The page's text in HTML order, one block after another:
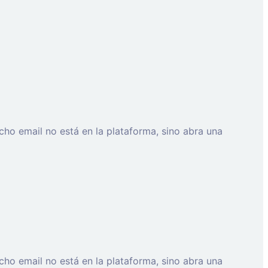
email no está en la plataforma, sino abra una
email no está en la plataforma, sino abra una